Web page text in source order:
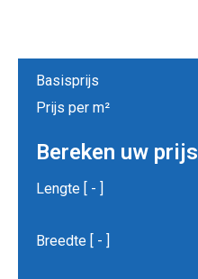
Basisprijs
Prijs per m²
Bereken uw prijs
Lengte [ - ]
Breedte [ - ]